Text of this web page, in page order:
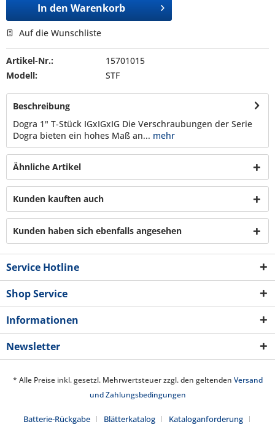
In den Warenkorb
Auf die Wunschliste
Artikel-Nr.:
15701015
Modell:
STF
Beschreibung
Dogra 1" T-Stück IGxIGxIG Die Verschraubungen der Serie
Dogra bieten ein hohes Maß an... mehr
Ähnliche Artikel
Kunden kauften auch
Kunden haben sich ebenfalls angesehen
Service Hotline
Shop Service
Informationen
Newsletter
* Alle Preise inkl. gesetzl. Mehrwertsteuer zzgl. den geltenden Versand
und Zahlungsbedingungen
Batterie-Rückgabe Blätterkatalog Kataloganforderung